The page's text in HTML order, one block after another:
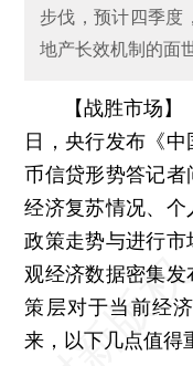
步伐，预计四季度
地产长效机制的面
【战胜市场
日，央行发布《
币信贷形势答记
经济复苏情况、
政策走势与进行
观经济数据密集
策层对于当前经
来，以下几点值得